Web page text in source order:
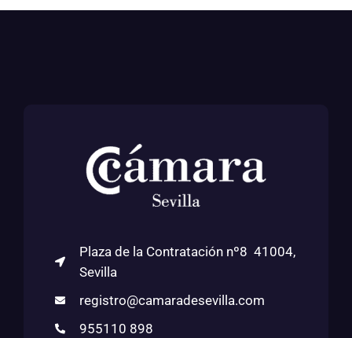
Plaza de la Contratación nº8 41004,
Sevilla
registro@camaradesevilla.com
955110 898